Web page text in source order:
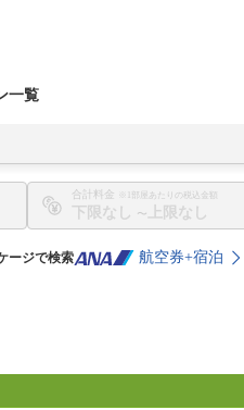
一覧
合計料金 ※1部屋あたりの税込金額
〜
ージで検索 航空券+宿泊